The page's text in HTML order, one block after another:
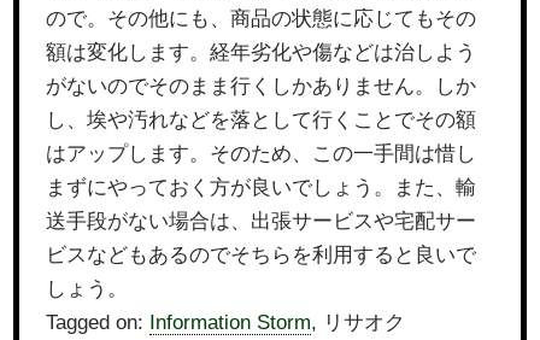
ので。その他にも、商品の状態に応じてもその
額は変化します。経年劣化や傷などは治しよう
がないのでそのまま行くしかありません。しか
し、埃や汚れなどを落として行くことでその額
はアップします。そのため、この一手間は惜し
まずにやっておく方が良いでしょう。また、輸
送手段がない場合は、出張サービスや宅配サー
ビスなどもあるのでそちらを利用すると良いで
しょう。
Tagged on: Information Storm, リサオク